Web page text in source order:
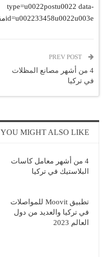
type=u0022postu0022 data-
id=u002233458u0022u003eمقالنا السابق u003c/au003e
4 من أشهر مصانع المظلات
في تركيا
YOU MIGHT ALSO LIKE
4 من أشهر معامل كاسات
البلاستيك في تركيا
تطبيق Moovit للمواصلات
في تركيا والعديد من دول
العالم 2023